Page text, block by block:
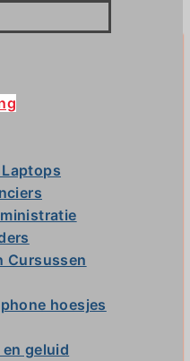
Cursussen
hoesjes
geluid